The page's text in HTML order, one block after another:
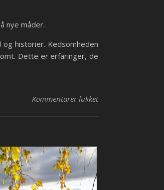
nye måder.
historier. Kedsomheden
Dette er erfaringer, de
Kommentarer lukkettil Derfor skal børn